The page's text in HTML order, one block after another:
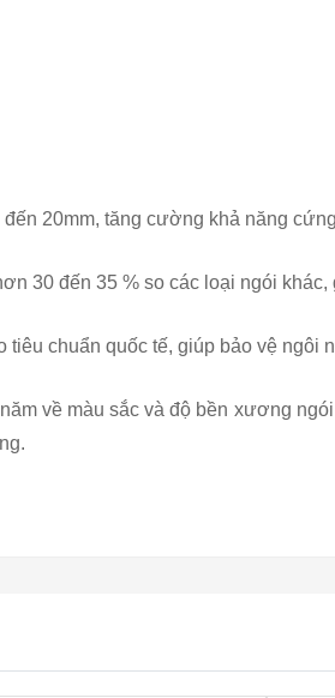
20mm, tăng cường khả năng
30 đến 35 % so các loại ngói
chuẩn quốc tế, giúp bảo vệ ngôi
về màu sắc và độ bền xương